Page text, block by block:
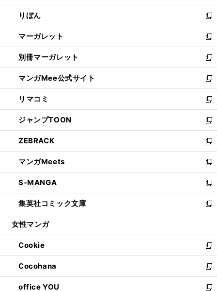
開
く
ウ
で
開
く
ン
ド
ウ
で
開
く
ウ
ィ
ン
ド
ウ
で
開
く
りぼん
新
し
い
ウ
ィ
ン
ド
ウ
で
開
く
マーガレット
新
し
い
ウ
ィ
ン
ド
ウ
で
開
く
別冊マーガレット
新
し
い
ウ
ィ
ン
ド
ウ
で
開
く
マンガMee公式サイト
新
し
い
ウ
ィ
ン
ド
ウ
で
開
く
リマコミ
新
し
い
ウ
ィ
ン
ド
ウ
で
開
く
ジャンプTOON
新
し
い
ウ
ィ
ン
ド
ウ
で
開
ZEBRACK
新
し
い
ウ
ィ
ン
ド
ウ
開
く
マンガMeets
新
し
い
ウ
ィ
ン
ウ
で
開
く
S-MANGA
新
し
い
ウ
ン
ド
ウ
で
開
く
集英社コミック文庫
新
し
ウ
ィ
ン
ド
ウ
で
女性マンガ
Cookie
新
し
い
ウ
ィ
Cocohana
新
し
い
office YOU 新